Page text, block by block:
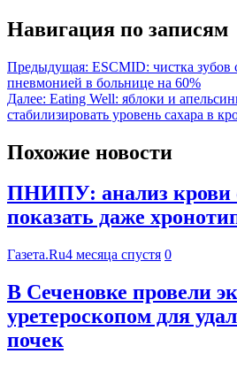
Навигация по записям
Предыдущая: ESCMID: чистка зубов
пневмонией в больнице на 60%
Далее: Eating Well: яблоки и
стабилизировать уровень сахара в
Похожие новости
ПНИПУ: анализ крови
показать даже
Газета.Ru4 месяца спустя 0
В Сеченовке провели
уретероскопом для
почек